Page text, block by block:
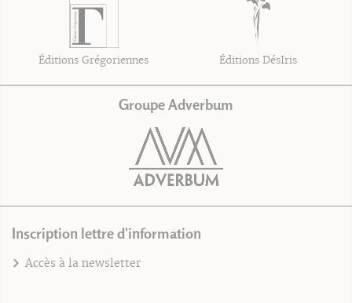
Éditions Grégoriennes Éditions DésIris
Groupe Adverbum
Inscription lettre d'information
Accès à la newsletter